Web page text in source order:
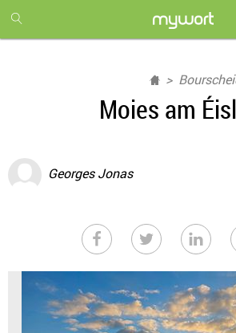
month
free
Moies am
Georges Jonas